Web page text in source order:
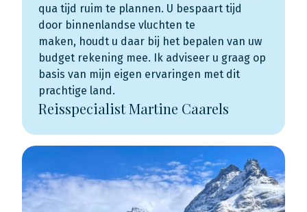
qua tijd ruim te plannen. U bespaart tijd
door binnenlandse vluchten te
maken, houdt u daar bij het bepalen van uw
budget rekening mee. Ik adviseer u graag op
basis van mijn eigen ervaringen met dit
prachtige land.
Reisspecialist Martine Caarels